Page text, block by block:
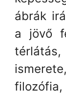
ábrák
a jövő
térlátás,